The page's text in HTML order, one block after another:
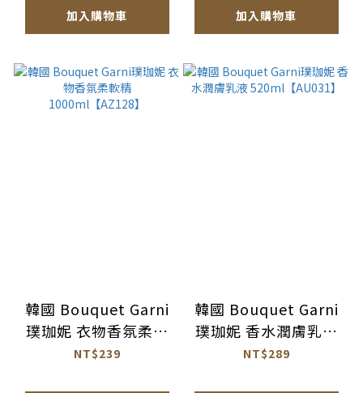
加入購物車 加入購物車
韓國 Bouquet Garni
璞珈妮 衣物香氛柔軟
精 1000ml【AZ128】
NT$239
韓國 Bouquet Garni
璞珈妮 香水潤膚乳液
520ml【AU031】
NT$289